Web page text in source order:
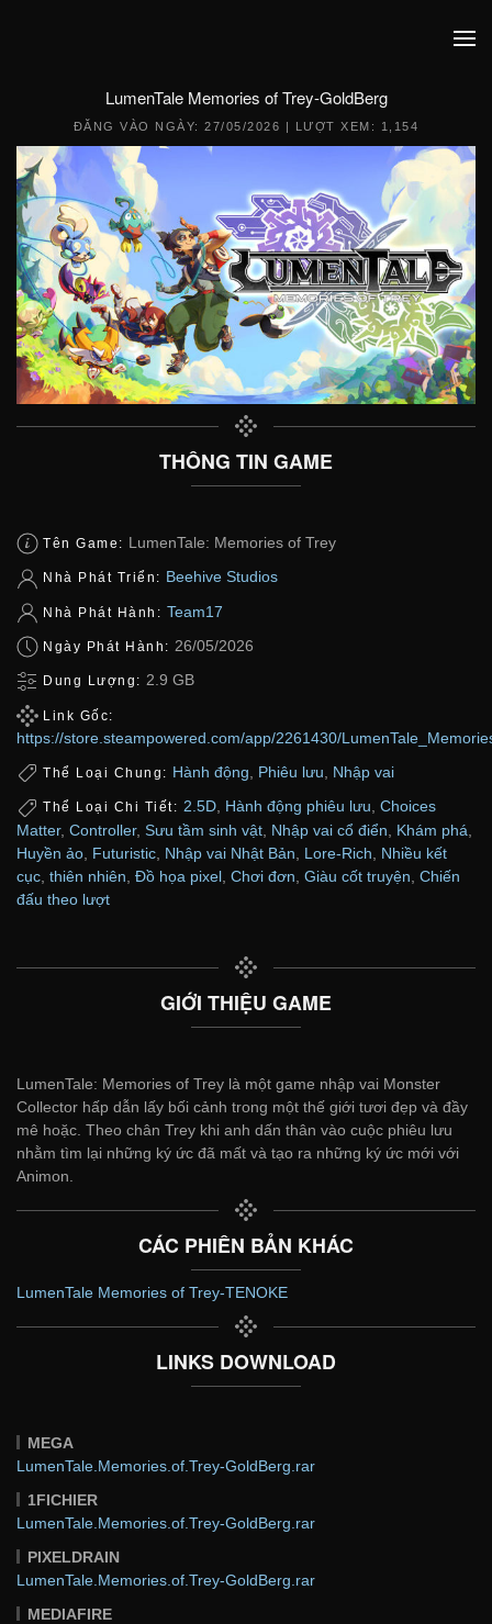
LumenTale Memories of Trey-GoldBerg
ĐĂNG VÀO NGÀY:27/05/2026 | LƯỢT XEM: 1,154
THÔNG TIN GAME
Tên Game: LumenTale: Memories of Trey
Nhà Phát Triển: Beehive Studios
Nhà Phát Hành: Team17
Ngày Phát Hành: 26/05/2026
Dung Lượng: 2.9 GB
Link Gốc:
https://store.steampowered.com/app/2261430/
Thể Loại Chung: Hành động Phiêu lưu Nhập vai
Thể Loại Chi Tiết: 2.5D, Hành động phiêu lưu, Choices
Matter, Controller, Sưu tầm sinh vật Nhập vai cổ điển Khám phá
Huyền ảo Futuristic Nhập vai Nhật Bản Lore-Rich
Nhiều kết
cục thiên nhiên Đồ họa pixel Chơi đơn Giàu cốt truyện Chiến
đấu theo lượt
GIỚI THIỆU GAME
LumenTale: Memories of Trey là một game nhập vai Monster
Collector hấp dẫn lấy bối cảnh trong một thế giới tươi đẹp và đầy
mê hoặc. Theo chân Trey khi anh dấn thân vào cuộc phiêu lưu
nhằm tìm lại những ký ức đã mất và tạo ra những ký ức mới với
Animon.
CÁC PHIÊN BẢN KHÁC
LumenTale Memories of Trey-TENOKE
LINKS DOWNLOAD
MEGA
LumenTale.Memories.of.Trey-GoldBerg.rar
1FICHIER
LumenTale.Memories.of.Trey-GoldBerg.rar
PIXELDRAIN
LumenTale.Memories.of.Trey-GoldBerg.rar
MEDIAFIRE